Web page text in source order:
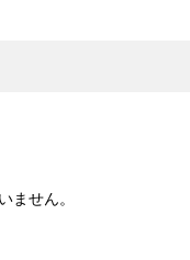
ません。